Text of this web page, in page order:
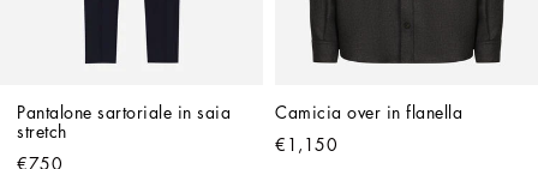
Pantalone sartoriale in saia
stretch
€750
Camicia over in flanella
€1,150